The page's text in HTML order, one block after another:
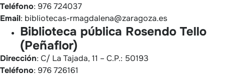
Teléfono: 976 724037
Email: bibliotecas-rmagdalena@zaragoza.es
Biblioteca pública Rosendo Tello
(Peñaflor)
Dirección: C/ La Tajada, 11 – C.P.: 50193
Teléfono: 976 726161